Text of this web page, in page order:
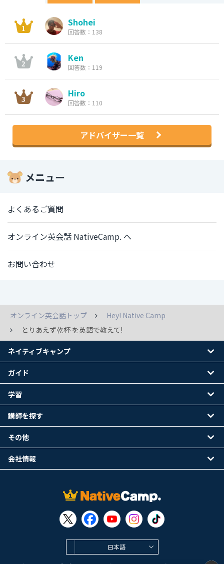
Shohei
回答数：138
Ken
回答数：119
Hiro
回答数：110
アドバイザー一覧
メニュー
よくあるご質問
オンライン英会話 NativeCamp. へ
お問い合わせ
オンライン英会話トップ
Hey! Native Camp
とりあえず乾杯 を英語で教えて!
日本語
ネイティブキャンプ
ガイド
学習
講師を探す
その他
会社情報